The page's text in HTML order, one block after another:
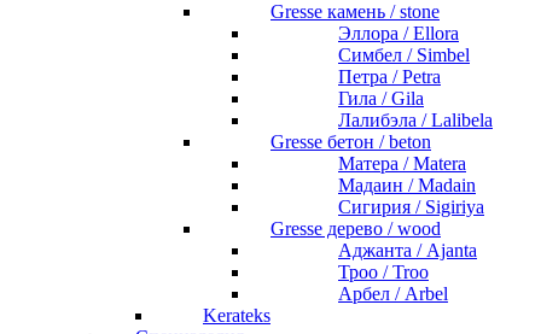
Gresse камень / stone
Эллора / Ellora
Симбел / Simbel
Петра / Petra
Гила / Gila
Лалибэла / Lalibela
Gresse бетон / beton
Матера / Matera
Мадаин / Madain
Сигирия / Sigiriya
Gresse дерево / wood
Аджанта / Ajanta
Троо / Troo
Арбел / Arbel
Kerateks